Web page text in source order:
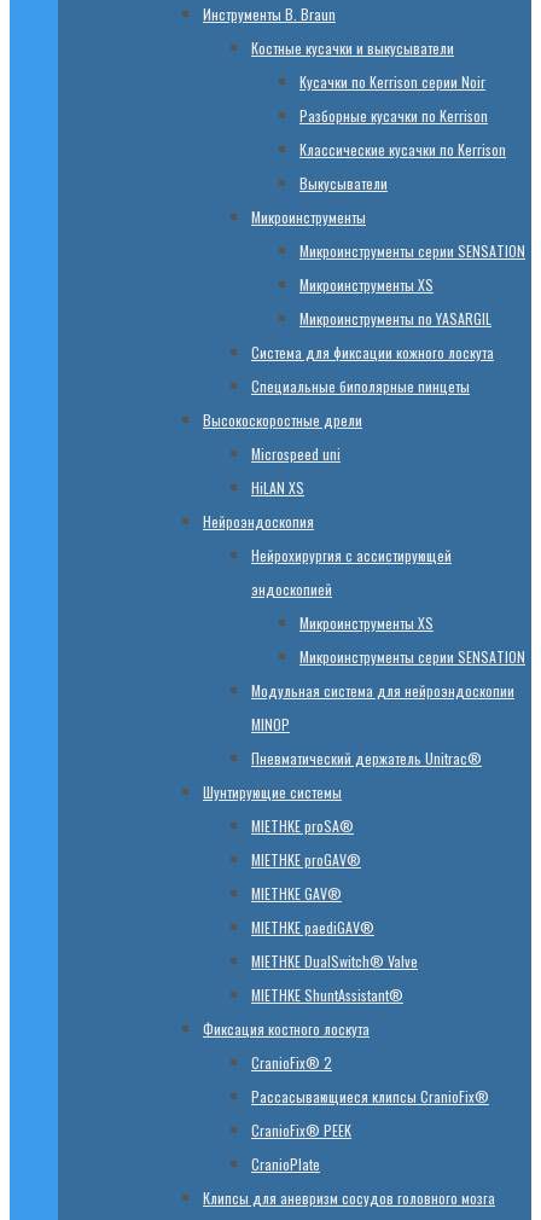
Инструменты B. Braun
Костные кусачки и выкусыватели
Кусачки по Kerrison серии Noir
Разборные кусачки по Kerrison
Классические кусачки по Kerrison
Выкусыватели
Микроинструменты
Микроинструменты серии SENSATION
Микроинструменты XS
Микроинструменты по YASARGIL
Система для фиксации кожного лоскута
Специальные биполярные пинцеты
Высокоскоростные дрели
Microspeed uni
HiLAN XS
Нейроэндоскопия
Нейрохирургия с ассистирующей
эндоскопией
Микроинструменты XS
Микроинструменты серии SENSATION
Модульная система для нейроэндоскопии
MINOP
Пневматический держатель Unitrac®
Шунтирующие системы
MIETHKE proSA®
MIETHKE proGAV®
MIETHKE GAV®
MIETHKE paediGAV®
MIETHKE DualSwitch® Valve
MIETHKE ShuntAssistant®
Фиксация костного лоскута
CranioFix® 2
Рассасывающиеся клипсы CranioFix®
CranioFix® PEEK
CranioPlate
Клипсы для аневризм сосудов головного мозга